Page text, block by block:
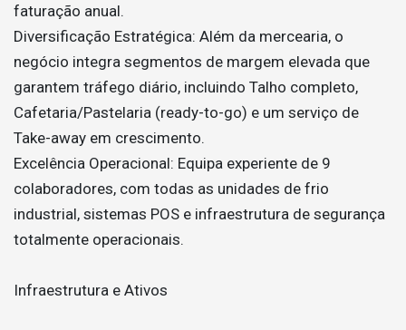
faturação anual.
Diversificação Estratégica: Além da mercearia, o
negócio integra segmentos de margem elevada que
garantem tráfego diário, incluindo Talho completo,
Cafetaria/Pastelaria (ready-to-go) e um serviço de
Take-away em crescimento.
Excelência Operacional: Equipa experiente de 9
colaboradores, com todas as unidades de frio
industrial, sistemas POS e infraestrutura de segurança
totalmente operacionais.
Infraestrutura e Ativos